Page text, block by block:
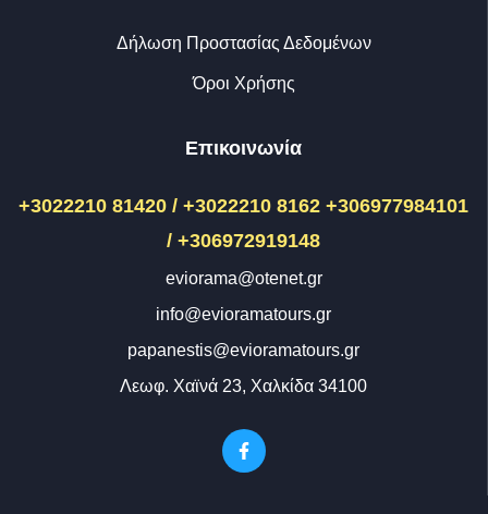
Δήλωση Προστασίας Δεδομένων
Όροι Χρήσης
Επικοινωνία
+3022210 81420 / +3022210 8162 +306977984101
/ +306972919148
eviorama@otenet.gr
info@evioramatours.gr
papanestis@evioramatours.gr
Λεωφ. Χαϊνά 23, Χαλκίδα 34100